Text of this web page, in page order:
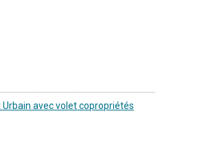
avec volet copropriétés